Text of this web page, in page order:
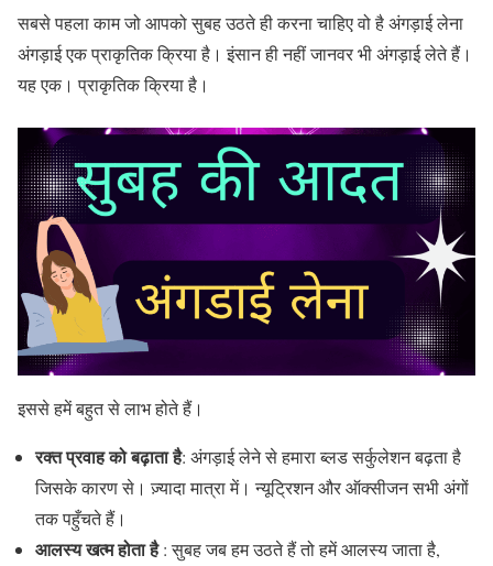
सबसे पहला काम जो आपको सुबह उठते ही करना चाहिए वो है अंगड़ाई लेना
अंगड़ाई एक प्राकृतिक क्रिया है। इंसान ही नहीं जानवर भी अंगड़ाई लेते हैं।
यह एक। प्राकृतिक क्रिया है।
इससे हमें बहुत से लाभ होते हैं।
रक्त प्रवाह को बढ़ाता है: अंगड़ाई लेने से हमारा ब्लड सर्कुलेशन बढ़ता है
जिसके कारण से। ज़्यादा मात्रा में। न्यूट्रिशन और ऑक्सीजन सभी अंगों
तक पहुँचते हैं।
आलस्य खत्म होता है: सुबह जब हम उठते हैं तो हमें आलस्य जाता है,